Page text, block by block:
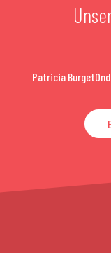
Patricia Burget